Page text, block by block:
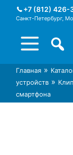
+7 (812) 426-
Санкт-Петербург,
Главная »
устройств »
смартфона